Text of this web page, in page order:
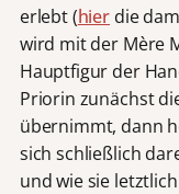
erlebt (hier die
wird mit der Mère
Hauptfigur der
Priorin zunächst
übernimmt, dann
sich schließlich
und wie sie